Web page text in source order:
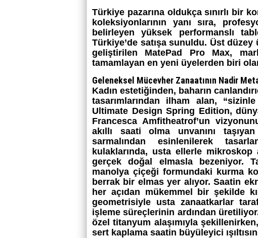
Türkiye pazarına oldukça sınırlı bir
koleksiyonlarının yanı sıra,
belirleyen yüksek performanslı
Türkiye’de satışa sunuldu. Üst
geliştirilen MatePad Pro Max,
tamamlayan en yeni üyelerden biri
Geleneksel Mücevher Zanaatının Nadir
Kadın estetiğinden, baharın
tasarımlarından ilham alan,
Ultimate Design Spring Edition,
Francesca Amfitheatrof’un
akıllı saati olma unvanını
sarmalından esinlenilerek
kulaklarında, usta ellerle
gerçek doğal elmasla bezeniyor.
manolya çiçeği formundaki kurma
berrak bir elmas yer alıyor. Saatin
her açıdan mükemmel bir şekilde
geometrisiyle usta zanaatkarlar
işleme süreçlerinin ardından
özel titanyum alaşımıyla
sert kaplama saatin büyüleyici